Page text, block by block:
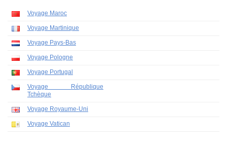
Voyage Maroc
Voyage Martinique
Voyage Pays-Bas
Voyage Pologne
Voyage Portugal
Voyage République
Tchèque
Voyage Royaume-Uni
Voyage Vatican